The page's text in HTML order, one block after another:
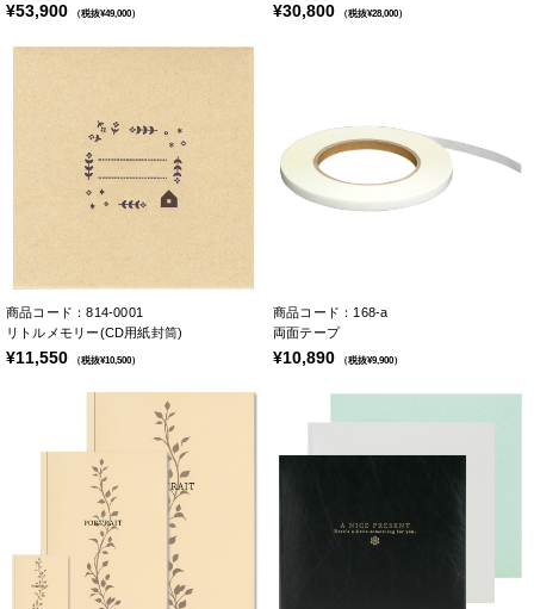
¥53,900 （税抜¥49,000） ¥30,800 （税抜¥28,000）
商品コード：814-0001
リトルメモリー(CD用紙封筒)
¥11,550 （税抜¥10,500）
商品コード：168-a
両面テープ
¥10,890 （税抜¥9,900）